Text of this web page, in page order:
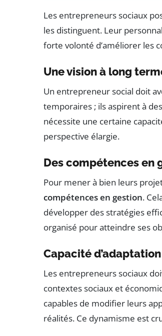
Les entrepreneurs sociaux
les distinguent. Leur
forte volonté d’améliorer les
Une vision à long
Un entrepreneur social doit
temporaires ; ils aspirent à
nécessite une certaine
perspective élargie.
Des compétences en
Pour mener à bien leurs
compétences en gestion.
développer des stratégies
organisé pour atteindre ses
Capacité d’adaptation
Les entrepreneurs sociaux
contextes sociaux et
capables de modifier leurs
réalités. Ce dynamisme est